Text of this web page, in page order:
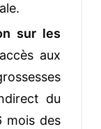
sur les
aux
du
mois des